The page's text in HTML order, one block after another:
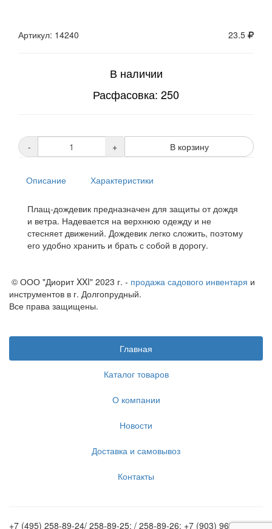
Артикул: 14240 23.5
В наличии
Расфасовка: 250
- + В корзину
Описание Характеристики
Плащ-дождевик предназначен для защиты от дождя
и ветра. Надевается на верхнюю одежду и не
стесняет движений. Дождевик легко сложить, поэтому
его удобно хранить и брать с собой в дорогу.
© ООО "Диорит XXI" 2023 г. - продажа садового инвентаря и
инструментов в г. Долгопрудный.
Все права защищены.
Главная
Каталог товаров
О компании
Новости
Доставка и самовывоз
Контакты
+7 (495) 258-89-24/ 258-89-25; / 258-89-26; +7 (903) 969-62-20